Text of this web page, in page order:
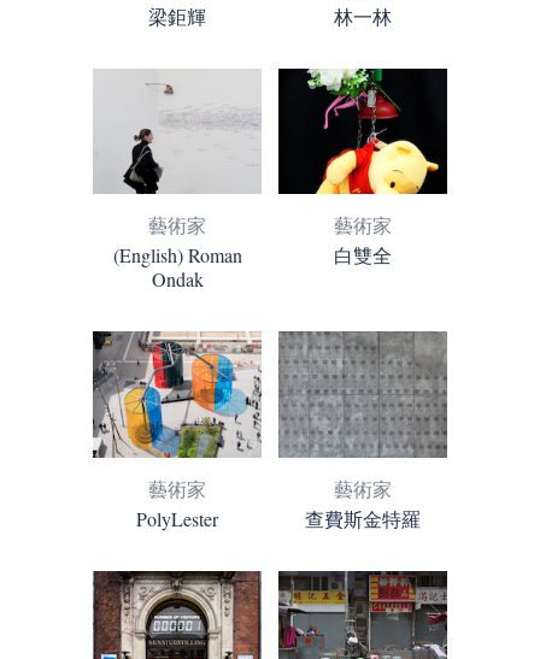
梁鉅輝
林一林
藝術家
(English) Roman
Ondak
藝術家
白雙全
藝術家
PolyLester
藝術家
查費斯金特羅